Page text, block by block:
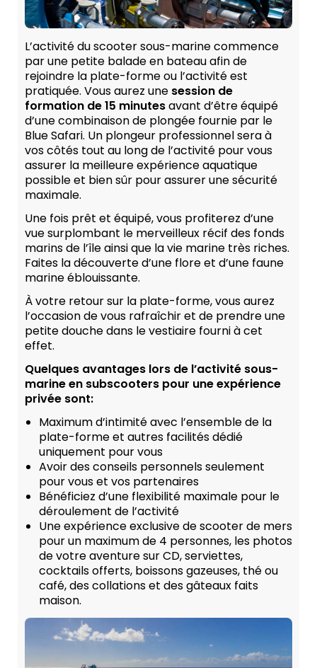
L’activité du scooter sous-marine commence
par une petite balade en bateau afin de
rejoindre la plate-forme ou l’activité est
pratiquée. Vous aurez une session de
formation de 15 minutesavant d’être équipé
d’une combinaison de plongée fournie par le
Blue Safari. Un plongeur professionnel sera à
vos côtés tout au long de l’activité pour vous
assurer la meilleure expérience aquatique
possible et bien sûr pour assurer une sécurité
maximale.
Une fois prêt et équipé, vous profiterez d’une
vue surplombant le merveilleux récif des fonds
marins de l’île ainsi que la vie marine très riches.
Faites la découverte d’une flore et d’une faune
marine éblouissante.
À votre retour sur la plate-forme, vous aurez
l’occasion de vous rafraîchir et de prendre une
petite douche dans le vestiaire fourni à cet
effet.
Quelques avantages lors de l’activité sous-
marine en subscooters pour une expérience
privée sont:
Maximum d’intimité avec l’ensemble de la
plate-forme et autres facilités dédié
uniquement pour vous
Avoir des conseils personnels seulement
pour vous et vos partenaires
Bénéficiez d’une flexibilité maximale pour le
déroulement de l’activité
Une expérience exclusive de scooter de mers
pour un maximum de 4 personnes, les photos
de votre aventure sur CD, serviettes,
cocktails offerts, boissons gazeuses, thé ou
café, des collations et des gâteaux faits
maison.